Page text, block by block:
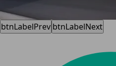
btnLabelPrev btnLabelNext